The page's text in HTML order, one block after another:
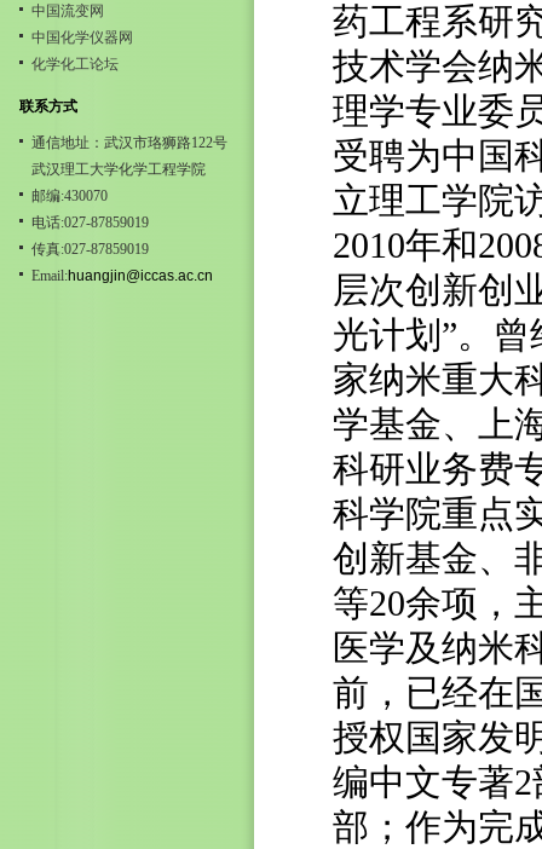
中国流变网
中国化学仪器网
化学化工论坛
联系方式
通信地址：武汉市珞狮路122号
武汉理工大学化学工程学院
邮编:430070
电话:027-87859019
传真:027-87859019
Email:huangjin@iccas.ac.cn
药工程系研
技术学会纳
理学专业委
受聘为中国
立理工学院
2010年和
层次创新创
光计划 ”。曾
家纳米重大
学基金、上
科研业务费
科学院重点
创新基金、
等20余项，
医学及纳米
前 ，已经在
授权国家发
编中文专著2
部；作为完